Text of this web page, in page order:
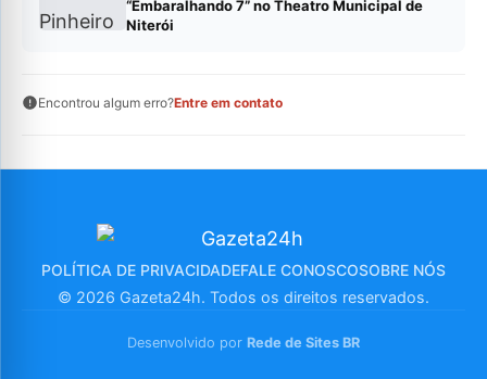
“Embaralhando 7” no Theatro Municipal de
Niterói
Encontrou algum erro?Entre em contato
POLÍTICA DE PRIVACIDADEFALE CONOSCOSOBRE NÓS
© 2026 Gazeta24h. Todos os direitos reservados.
Desenvolvido por Rede de Sites BR